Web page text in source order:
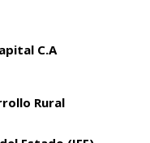
C.A
Rural